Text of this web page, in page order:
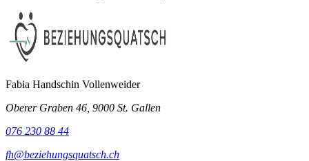
Fabia Handschin Vollenweider
Oberer Graben 46, 9000 St. Gallen
076 230 88 44
fh@beziehungsquatsch.ch